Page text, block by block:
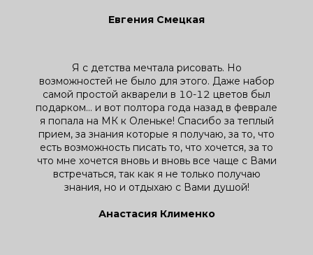
Евгения Смецкая
Я с детства мечтала рисовать. Но
возможностей не было для этого. Даже набор
самой простой акварели в 10-12 цветов был
подарком... и вот полтора года назад в феврале
я попала на МК к Оленьке! Спасибо за теплый
прием, за знания которые я получаю, за то, что
есть возможность писать то, что хочется, за то
что мне хочется вновь и вновь все чаще с Вами
встречаться, так как я не только получаю
знания, но и отдыхаю с Вами душой!
Анастасия Клименко